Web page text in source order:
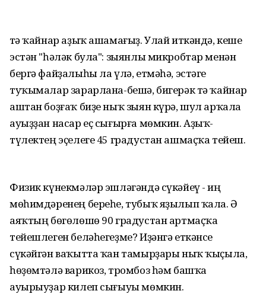
Үтә ҡайнар аҙыҡ ашамағыҙ. Улай иткәндә, кеше
эстән "һәләк була": зыянлы микробтар менән
бергә файҙалыһы ла үлә, етмәһә, эстәге
туҡымалар зарарлана-бешә, бигерәк тә ҡайнар
аштан боҙғаҡ биҙе ныҡ зыян күрә, шул арҡала
ауыҙҙан насар еҫ сығырға мөмкин. Аҙыҡ-
түлектең эҫелеге 45 градустан ашмаҫҡа тейеш.
Физик күнекмәләр эшләгәндә сүкәйеү - иң
мөһимдәренең береһе, тубыҡ яҙылып ҡала. Ә
аяҡтың бөгөлөшө 90 градустан артмаҫҡа
тейешлеген беләһегеҙме? Иҙәнгә еткәнсе
сүкәйгән ваҡытта ҡан тамырҙары ныҡ ҡыҫыла,
һөҙөмтәлә варикоз, тромбоз һәм башҡа
ауырыуҙар килеп сығыуы мөмкин.